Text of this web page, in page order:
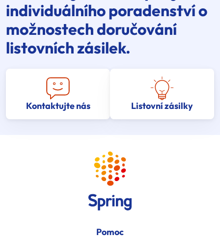
individuálního poradenství o
možnostech doručování
listovních zásilek.
Kontaktujte nás Listovní zásilky
Pomoc